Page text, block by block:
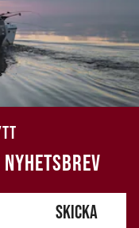
SKICKA